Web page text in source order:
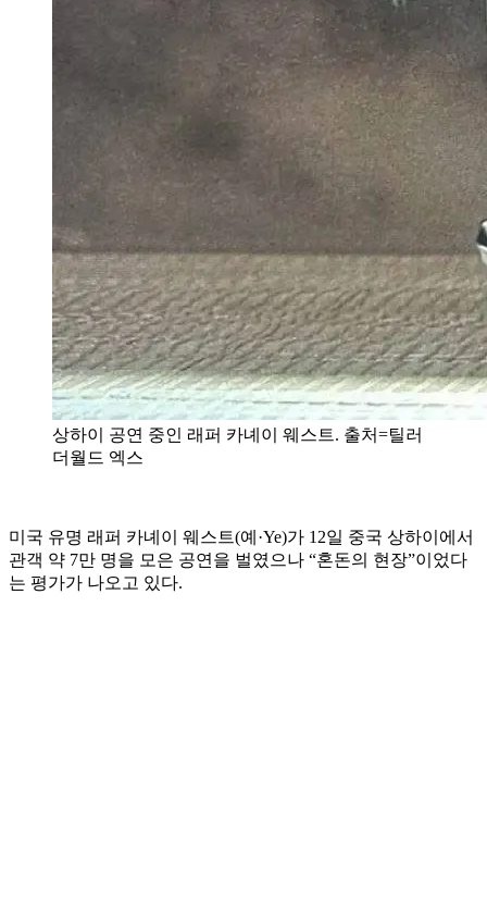
상하이 공연 중인 래퍼 카녜이 웨스트. 출처=틸러
더월드 엑스
미국 유명 래퍼 카녜이 웨스트(예·Ye)가 12일 중국 상하이에서
관객 약 7만 명을 모은 공연을 벌였으나 “혼돈의 현장”이었다
는 평가가 나오고 있다.